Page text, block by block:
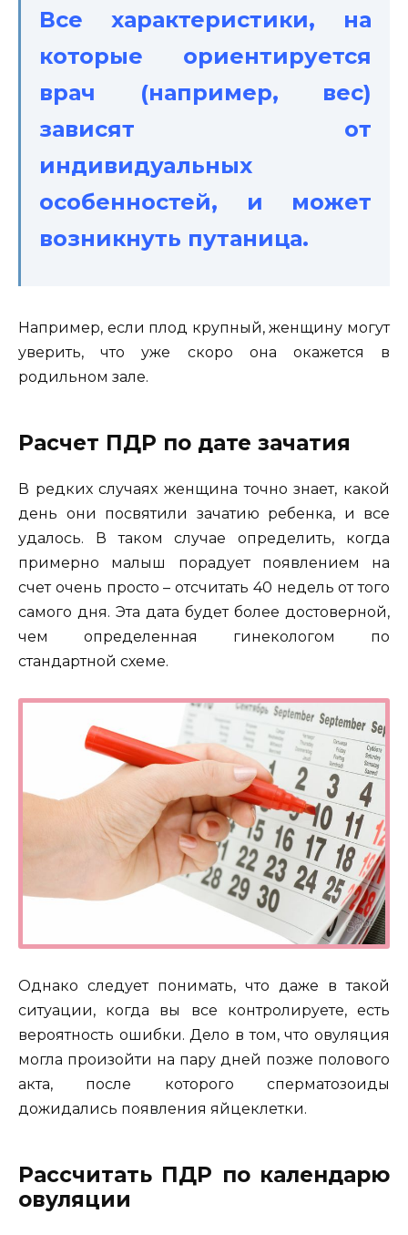
Все характеристики, на
которые ориентируется
врач (например, вес)
зависят от
индивидуальных
особенностей, и может
возникнуть путаница.
Например, если плод крупный, женщину могут
уверить, что уже скоро она окажется в
родильном зале.
Расчет ПДР по дате зачатия
В редких случаях женщина точно знает, какой
день они посвятили зачатию ребенка, и все
удалось. В таком случае определить, когда
примерно малыш порадует появлением на
счет очень просто – отсчитать 40 недель от того
самого дня. Эта дата будет более достоверной,
чем определенная гинекологом по
стандартной схеме.
Однако следует понимать, что даже в такой
ситуации, когда вы все контролируете, есть
вероятность ошибки. Дело в том, что овуляция
могла произойти на пару дней позже полового
акта, после которого сперматозоиды
дожидались появления яйцеклетки.
Рассчитать ПДР по календарю
овуляции